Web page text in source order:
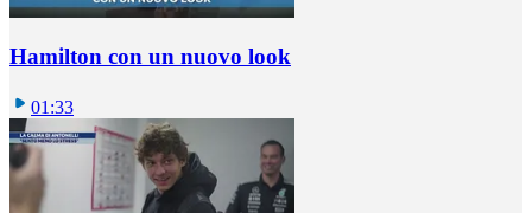
Hamilton con un nuovo look
01:33